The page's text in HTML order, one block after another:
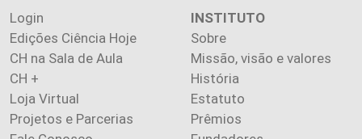
Login
Edições Ciência Hoje
CH na Sala de Aula
CH +
Loja Virtual
Projetos e Parcerias
INSTITUTO
Sobre
Missão, visão e valores
História
Estatuto
Prêmios